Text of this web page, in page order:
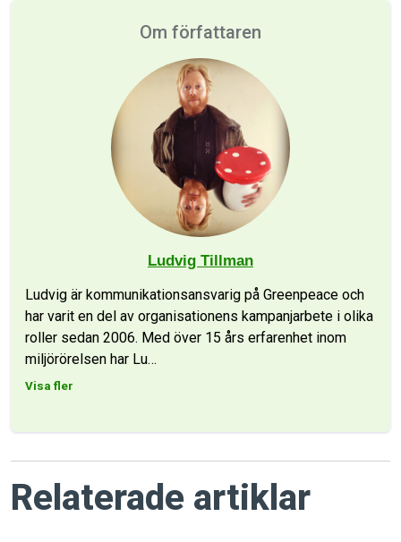
Om författaren
Ludvig Tillman
Ludvig är kommunikationsansvarig på Greenpeace och
har varit en del av organisationens kampanjarbete i olika
roller sedan 2006. Med över 15 års erfarenhet inom
miljörörelsen har Lu…
Visa fler
Relaterade artiklar